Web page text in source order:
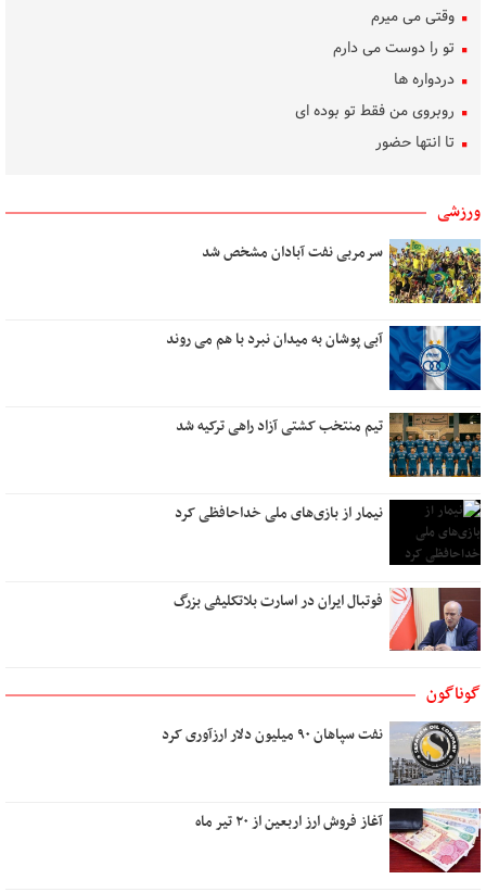
وقتی می میرم
تو را دوست می دارم
دردواره‌ ها
روبروی من فقط تو بوده ای
تا انتها حضور
روشنی، من، گل، آب
بوسه‌های باران
تکلیف دل
بهار غریب
دلم برای کسی تنگ است
هنر گام زمان
در کوچه سار شب
رویای آشنا
تو کیستی ؟
نام من عشق است
نیمه مرطوب ماه
میوه های آرزو رسیدنی است
ایستگاه استجابت دعا
به باغ همسفران
اگر عاشق کسی دیگر شوم
بوی تو
تو در کنج خانه و من رو به راهی دور
دوست داشتن
آب
نخستین نگاه
تو نیستی که ببینی
ورزشی
سرمربی نفت آبادان مشخص شد
آبی پوشان به میدان نبرد با هم می روند
تیم منتخب کشتی آزاد راهی ترکیه شد
نیمار از بازی‌های ملی خداحافظی کرد
فوتبال ایران در اسارت بلاتکلیفی بزرگ
گوناگون
نفت سپاهان ۹۰ میلیون دلار ارزآوری کرد
آغاز فروش ارز اربعین از ۲۰ تیر ماه